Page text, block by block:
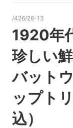
/426/26-13
1920年
珍しい
バット
ップト
込）